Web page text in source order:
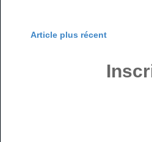
Article plus récent